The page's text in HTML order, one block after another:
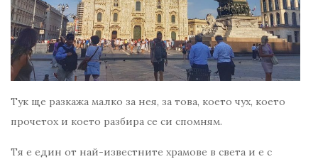
Тук ще разкажа малко за нея, за това, което чух, което
прочетох и което разбира се си спомням.
Тя е един от най-известните храмове в света и е с